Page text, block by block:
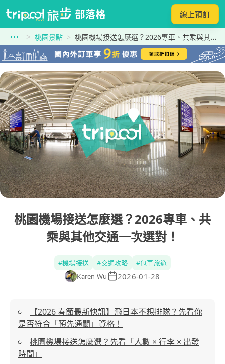
線上預訂
桃園景點 桃園機場接送怎麼選？2026專車、共乘與其他交通一次選對！
桃園機場接送怎麼選？2026專車、共
乘與其他交通一次選對！
#機場接送 #交通攻略 #包車旅遊
Karen Wu
2026-01-28
【2026 春節最新快訊】飛日本不想排隊？先看你
是否符合「預先通關」資格！
桃園機場接送怎麼選？先看「人數 × 行李 × 出發
時間」